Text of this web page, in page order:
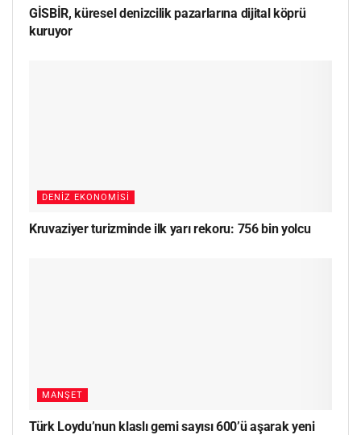
GİSBİR, küresel denizcilik pazarlarına dijital köprü
kuruyor
DENIZ EKONOMISI
Kruvaziyer turizminde ilk yarı rekoru: 756 bin yolcu
MANŞET
Türk Loydu’nun klaslı gemi sayısı 600’ü aşarak yeni